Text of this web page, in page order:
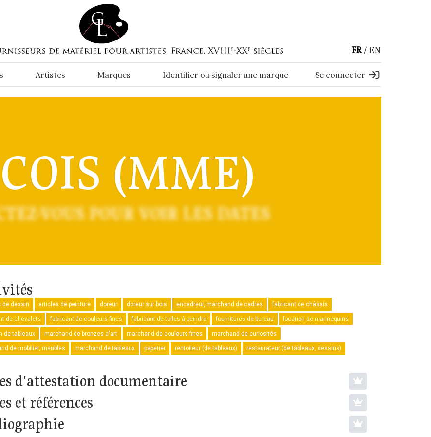
FR EN
Artistes Marques Identifier ou signaler une marque Se connecter
(MME)
VOUS POUR VOIR LES DATES
de dessin articles de peinture doreur doreur sur bois encadreur, marchand de cadres fabricant de châssis
de chevalets fabricant de couleurs fines fabricant de toiles à peindre fournitures de bureau location de mannequins
de tableaux marchand de bronzes d'art marchand de couleurs fines marchand de curiosités
de mobilier, meubles marchand de tableaux papetier rentoileur (de tableaux) restaurateur (de tableaux, dessins)
d'attestation documentaire
et références